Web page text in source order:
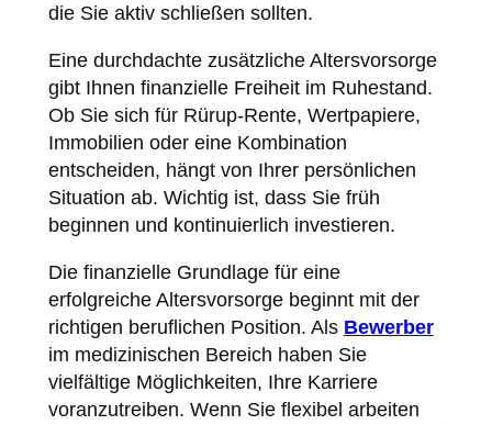
die Sie aktiv schließen sollten.
Eine durchdachte zusätzliche Altersvorsorge
gibt Ihnen finanzielle Freiheit im Ruhestand.
Ob Sie sich für Rürup-Rente, Wertpapiere,
Immobilien oder eine Kombination
entscheiden, hängt von Ihrer persönlichen
Situation ab. Wichtig ist, dass Sie früh
beginnen und kontinuierlich investieren.
Die finanzielle Grundlage für eine
erfolgreiche Altersvorsorge beginnt mit der
richtigen beruflichen Position. Als Bewerber
im medizinischen Bereich haben Sie
vielfältige Möglichkeiten, Ihre Karriere
voranzutreiben. Wenn Sie flexibel arbeiten